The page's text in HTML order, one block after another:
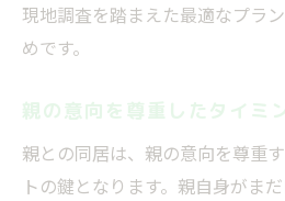
現地調査を踏まえた最適なプラ
めです。
親の意向を尊重したタイミ
親との同居は、親の意向を尊重
トの鍵となります。親自身がま